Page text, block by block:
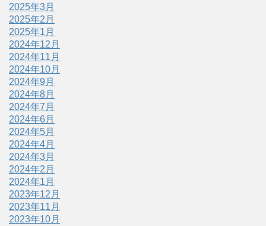
2025年3月
2025年2月
2025年1月
2024年12月
2024年11月
2024年10月
2024年9月
2024年8月
2024年7月
2024年6月
2024年5月
2024年4月
2024年3月
2024年2月
2024年1月
2023年12月
2023年11月
2023年10月